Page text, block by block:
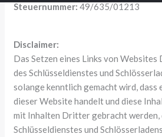
Steuernummer: 49/635/01213
Disclaimer:
Das Setzen eines Links von
des Schlüsseldienstes und
solange kenntlich gemacht wird, dass
dieser Website handelt und diese
mit Inhalten Dritter gebracht werden,
Schlüsseldienstes und